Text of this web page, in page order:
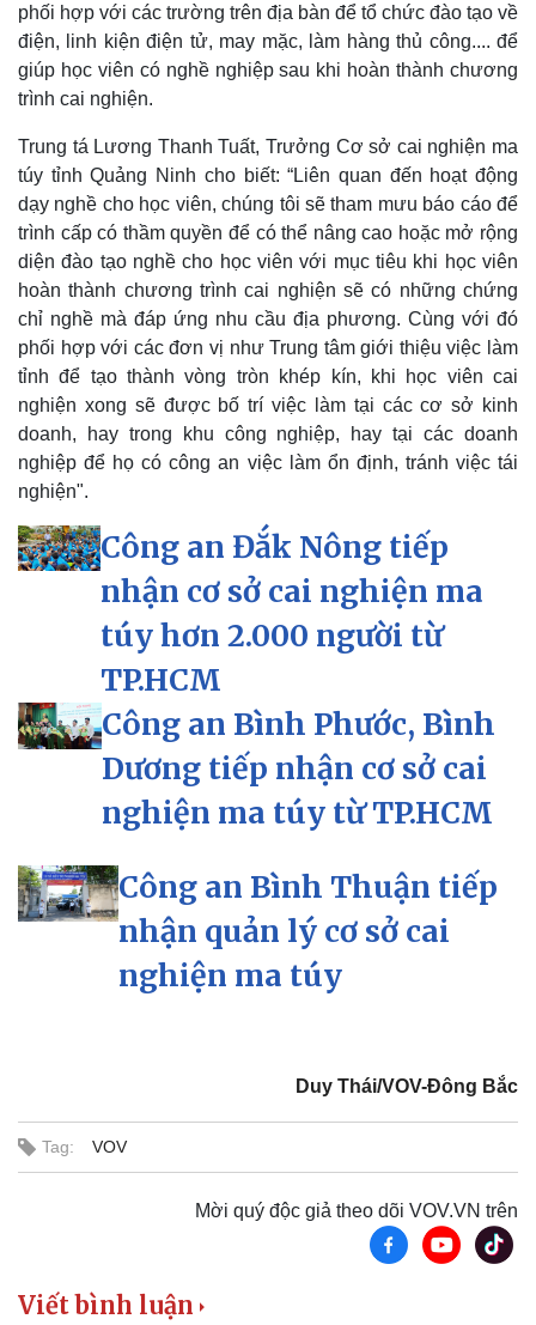
Kinh tế
Bất động sản
Khởi nghiệp
Thị trường
Giá vàng
Tiêu dùng
Tỷ giá
Chứng khoán
Pháp luật
Việt Nam
phối hợp với các trường trên địa bàn để tổ chức đào tạo về
điện, linh kiện điện tử, may mặc, làm hàng thủ công.... để
giúp học viên có nghề nghiệp sau khi hoàn thành chương
trình cai nghiện.
Trung tá Lương Thanh Tuất, Trưởng Cơ sở cai nghiện ma
túy tỉnh Quảng Ninh cho biết: “Liên quan đến hoạt động
dạy nghề cho học viên, chúng tôi sẽ tham mưu báo cáo để
trình cấp có thầm quyền để có thể nâng cao hoặc mở rộng
diện đào tạo nghề cho học viên với mục tiêu khi học viên
hoàn thành chương trình cai nghiện sẽ có những chứng
chỉ nghề mà đáp ứng nhu cầu địa phương. Cùng với đó
phối hợp với các đơn vị như Trung tâm giới thiệu việc làm
tỉnh để tạo thành vòng tròn khép kín, khi học viên cai
nghiện xong sẽ được bố trí việc làm tại các cơ sở kinh
doanh, hay trong khu công nghiệp, hay tại các doanh
nghiệp để họ có công an việc làm ổn định, tránh việc tái
nghiện".
Công an Đắk Nông tiếp
nhận cơ sở cai nghiện ma
túy hơn 2.000 người từ
TP.HCM
Công an Bình Phước, Bình
Dương tiếp nhận cơ sở cai
nghiện ma túy từ TP.HCM
Công an Bình Thuận tiếp
nhận quản lý cơ sở cai
nghiện ma túy
Duy Thái/VOV-Đông Bắc
Tag: VOV
Mời quý độc giả theo dõi VOV.VN trên
Viết bình luận